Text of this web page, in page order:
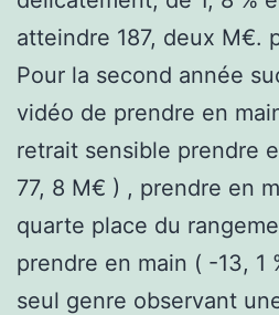
atteindre 187, deux M€.
Pour la second année
vidéo de prendre en
retrait sensible prendre
77, 8 M€ ) , prendre en
quarte place du
prendre en main ( -13, 1
seul genre observant